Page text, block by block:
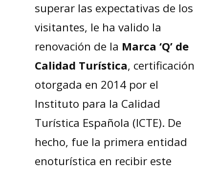
superar las expectativas de los
visitantes, le ha valido la
renovación de la Marca ‘Q’ de
Calidad Turística, certificación
otorgada en 2014 por el
Instituto para la Calidad
Turística Española (ICTE). De
hecho, fue la primera entidad
enoturística en recibir este